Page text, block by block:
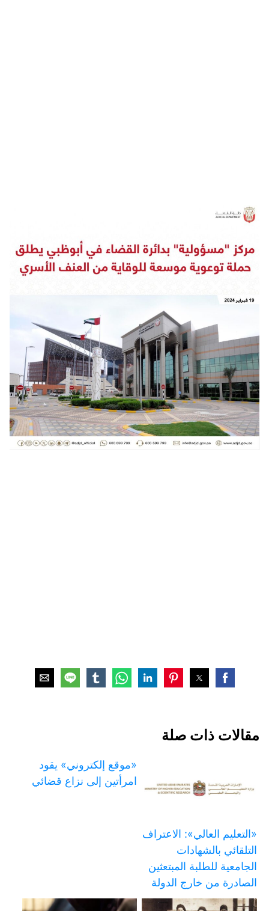
مقالات ذات صلة
«التعليم العالي»: الاعتراف
التلقائي بالشهادات
الجامعية للطلبة المبتعثين
الصادرة من خارج الدولة
«موقع إلكتروني» يقود
امرأتين إلى نزاع قضائي